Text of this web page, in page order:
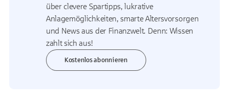
über clevere Spartipps, lukrative
Anlagemöglichkeiten, smarte Altersvorsorgen
und News aus der Finanzwelt. Denn: Wissen
zahlt sich aus!
Kostenlos abonnieren